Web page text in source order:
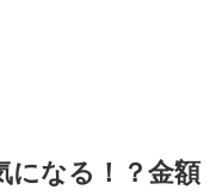
になる！？金額